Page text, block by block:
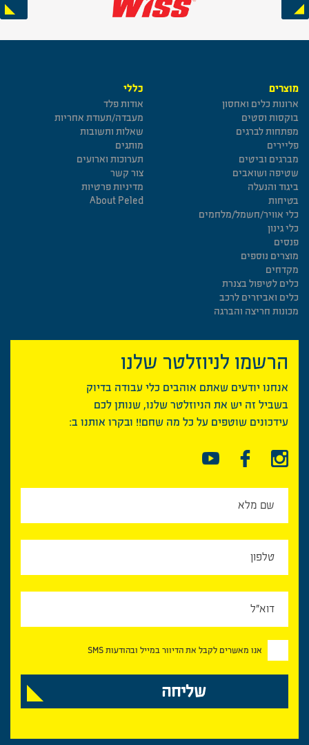
Previous
Next
מוצרים
ארונות כלים ואחסון
בוקסות וסטים
מפתחות לברגים
פליירים
מברגים וביטים
שטיפה ושואבים
ביגוד והנעלה
בטיחות
כלי אוויר/חשמל/מלחמים
כלי גינון
פנסים
מוצרים נוספים
מקדחים
כלים לטיפול בצנרת
כלים ואביזרים לרכב
מכונות חריצה והברגה
כללי
אודות פלד
מעבדה/תעודת אחריות
שאלות ותשובות
מותגים
תערוכות וארועים
צור קשר
מדיניות פרטיות
About Peled
הרשמו לניוזלטר שלנו
אנחנו יודעים שאתם אוהבים כלי עבודה בדיוק
בשביל זה יש את הניוזלטר שלנו, שנותן לכם
עידכונים שוטפים על כל מה שחם!! ובקרו אותנו ב:
אנו מאשרים לקבל את הדיוור במייל ובהודעות SMS